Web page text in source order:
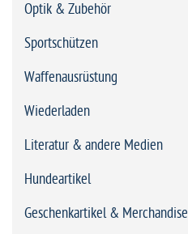
Optik & Zubehör
Sportschützen
Waffenausrüstung
Wiederladen
Literatur & andere Medien
Hundeartikel
Geschenkartikel & Merchandise